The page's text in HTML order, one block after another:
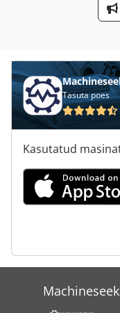
Ls 703
Mes System
Tolline Seeria M
Tasuta poes
Kasutatud